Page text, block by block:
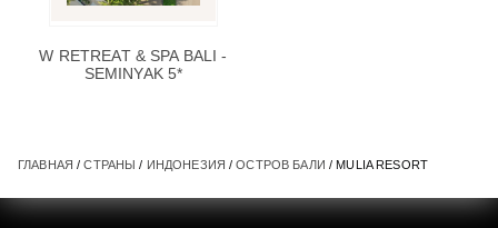
W RETREAT & SPA BALI -
SEMINYAK 5*
ГЛАВНАЯ /СТРАНЫ / ИНДОНЕЗИЯ /ОСТРОВ БАЛИ / MULIA RESORT